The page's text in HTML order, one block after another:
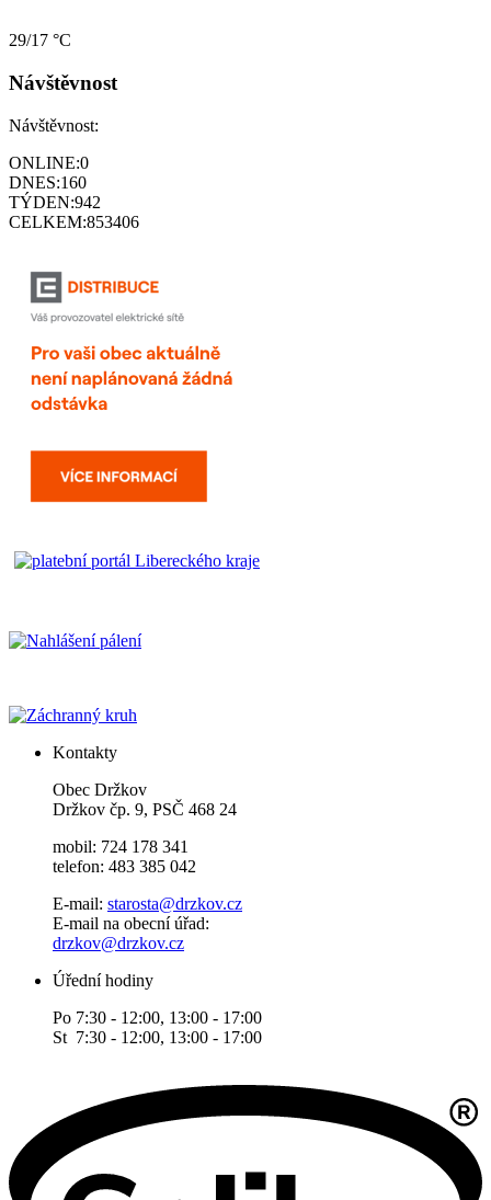
29/17 °C
Návštěvnost
Návštěvnost:
ONLINE:0
DNES:160
TÝDEN:942
CELKEM:853406
Kontakty
Obec Držkov
Držkov čp. 9, PSČ 468 24
mobil: 724 178 341
telefon: 483 385 042
E-mail: starosta@drzkov.cz
E-mail na obecní úřad:
drzkov@drzkov.cz
Úřední hodiny
Po 7:30 - 12:00, 13:00 - 17:00
St 7:30 - 12:00, 13:00 - 17:00